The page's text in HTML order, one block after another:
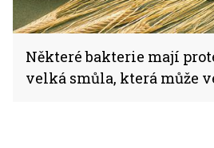
Některé bakterie mají
velká smůla, která může